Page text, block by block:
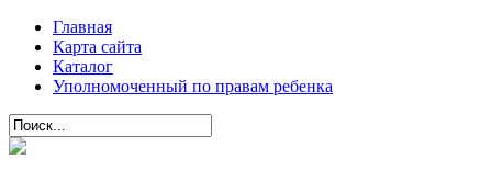
Главная
Карта сайта
Каталог
Уполномоченный по правам ребенка